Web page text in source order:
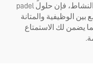
عن طريقة ممتعة وجذابة للحفاظ على النشاط، فإن حلول padel
بين الوظيفية والمتانة
يضمن لك الاستمتاع